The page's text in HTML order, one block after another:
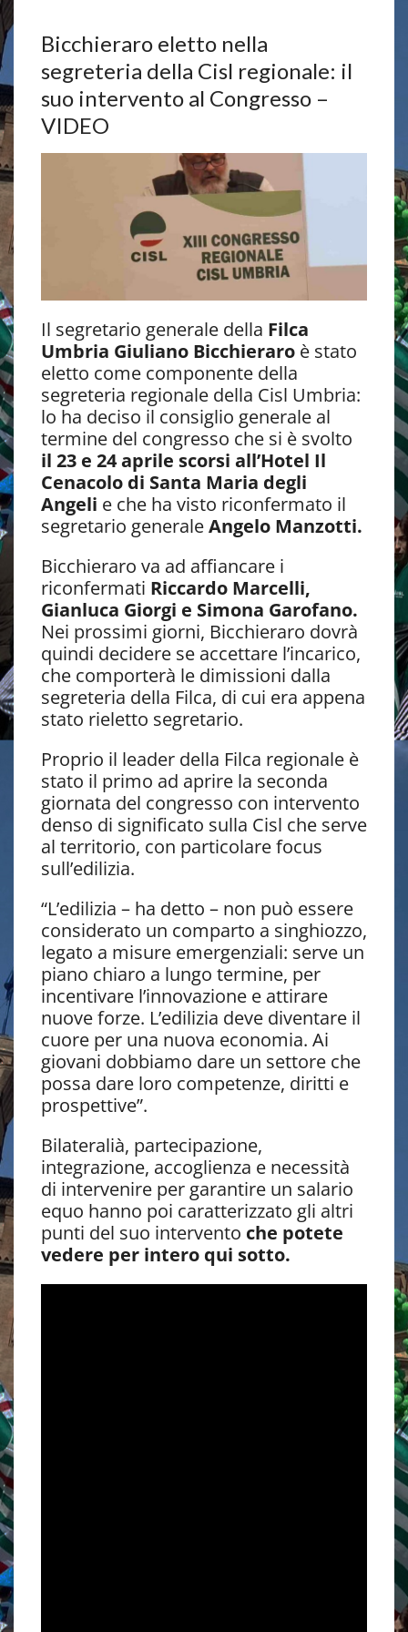
Bicchieraro eletto nella
segreteria della Cisl regionale: il
suo intervento al Congresso –
VIDEO
Il segretario generale della Filca
Umbria Giuliano Bicchieraro è stato
eletto come componente della
segreteria regionale della Cisl Umbria:
lo ha deciso il consiglio generale al
termine del congresso che si è svolto
il 23 e 24 aprile scorsi all’Hotel Il
Cenacolo di Santa Maria degli
Angeli e che ha visto riconfermato il
segretario generaleAngelo Manzotti.
Bicchieraro va ad affiancare i
riconfermati Riccardo Marcelli,
Gianluca Giorgi e Simona Garofano.
Nei prossimi giorni, Bicchieraro dovrà
quindi decidere se accettare l’incarico,
che comporterà le dimissioni dalla
segreteria della Filca, di cui era appena
stato rieletto segretario.
Proprio il leader della Filca regionale è
stato il primo ad aprire la seconda
giornata del congresso con intervento
denso di significato sulla Cisl che serve
al territorio, con particolare focus
sull’edilizia.
“L’edilizia – ha detto – non può essere
considerato un comparto a singhiozzo,
legato a misure emergenziali: serve un
piano chiaro a lungo termine, per
incentivare l’innovazione e attirare
nuove forze. L’edilizia deve diventare il
cuore per una nuova economia. Ai
giovani dobbiamo dare un settore che
possa dare loro competenze, diritti e
prospettive”.
Bilateralià, partecipazione,
integrazione, accoglienza e necessità
di intervenire per garantire un salario
equo hanno poi caratterizzato gli altri
punti del suo intervento che potete
vedere per intero qui sotto.